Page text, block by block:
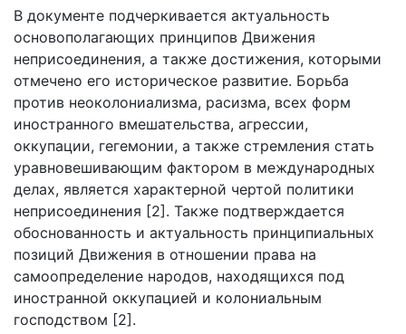
В документе подчеркивается актуальность
основополагающих принципов Движения
неприсоединения, а также достижения, которыми
отмечено его историческое развитие. Борьба
против неоколониализма, расизма, всех форм
иностранного вмешательства, агрессии,
оккупации, гегемонии, а также стремления стать
уравновешивающим фактором в международных
делах, является характерной чертой политики
неприсоединения [2]. Также подтверждается
обоснованность и актуальность принципиальных
позиций Движения в отношении права на
самоопределение народов, находящихся под
иностранной оккупацией и колониальным
господством [2].